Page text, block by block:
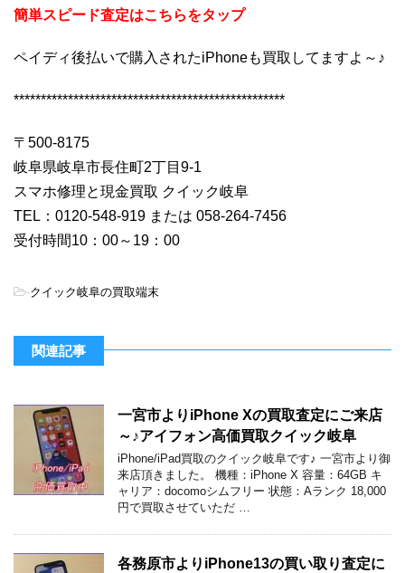
簡単スピード査定はこちらをタップ
ペイディ後払いで購入されたiPhoneも買取してますよ～♪
**************************************************
〒500-8175
岐阜県岐阜市長住町2丁目9-1
スマホ修理と現金買取 クイック岐阜
TEL：0120-548-919 または 058-264-7456
受付時間10：00～19：00
-クイック岐阜の買取端末
関連記事
一宮市よりiPhone Xの買取査定にご来店
～♪アイフォン高価買取クイック岐阜
iPhone/iPad買取のクイック岐阜です♪ 一宮市より御
来店頂きました。 機種：iPhone X 容量：64GB キ
ャリア：docomoシムフリー 状態：Aランク 18,000
円で買取させていただ …
各務原市よりiPhone13の買い取り査定に